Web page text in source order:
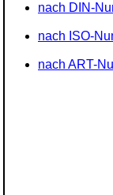
nach DIN-
nach ISO-
nach ART-